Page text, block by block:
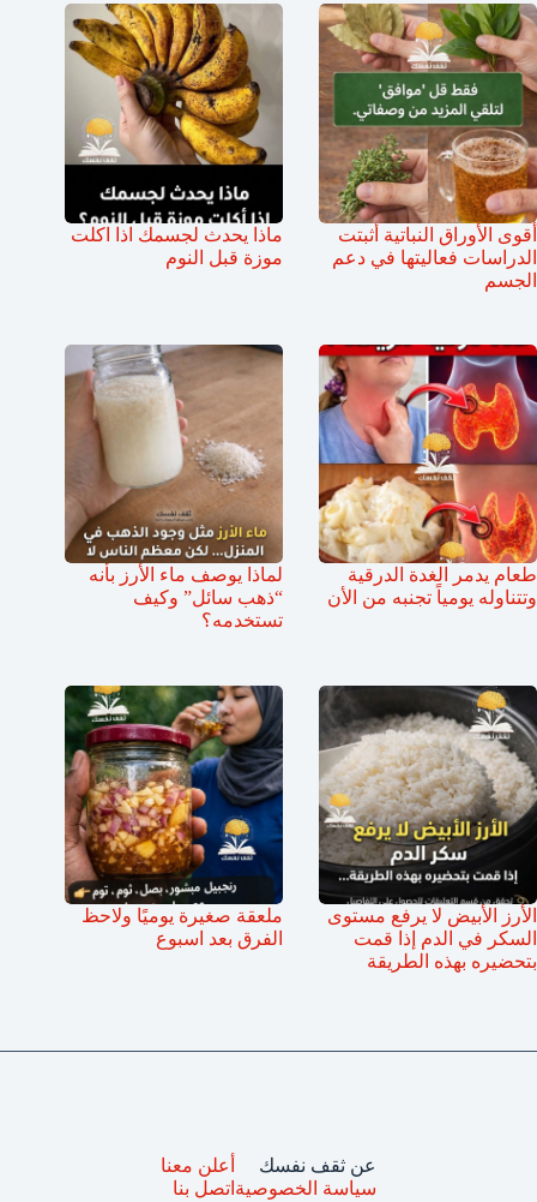
أقوى الأوراق النباتية أثبتت
الدراسات فعاليتها في دعم
الجسم
ماذا يحدث لجسمك اذا اكلت
موزة قبل النوم
طعام يدمر الغدة الدرقية
وتتناوله يومياً تجنبه من الأن
لماذا يوصف ماء الأرز بأنه
“ذهب سائل” وكيف
تستخدمه؟
الأرز الأبيض لا يرفع مستوى
السكر في الدم إذا قمت
بتحضيره بهذه الطريقة
ملعقة صغيرة يوميًا ولاحظ
الفرق بعد اسبوع
عن ثقف نفسك
سياسة الخصوصية
أعلن معنا
اتصل بنا